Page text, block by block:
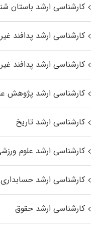
کارشناسی ارشد باستان
کارشناسی ارشد پدافند
کارشناسی ارشد پدافند
کارشناسی ارشد پژوهش
کارشناسی ارشد تاریخ
کارشناسی ارشد علوم
کارشناسی ارشد حسابداری
کارشناسی ارشد حقوق